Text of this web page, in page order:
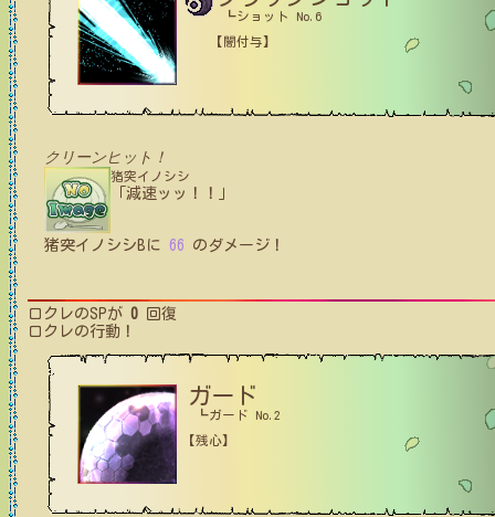
┗ショット No.6
【闇付与】
クリーンヒット！
猪突イノシシ
「減速ッッ！！」
猪突イノシシB に 66 のダメージ！
ロクレのSPが 0 回復
ロクレの行動！
ガード
┗ガード No.2
【残心】